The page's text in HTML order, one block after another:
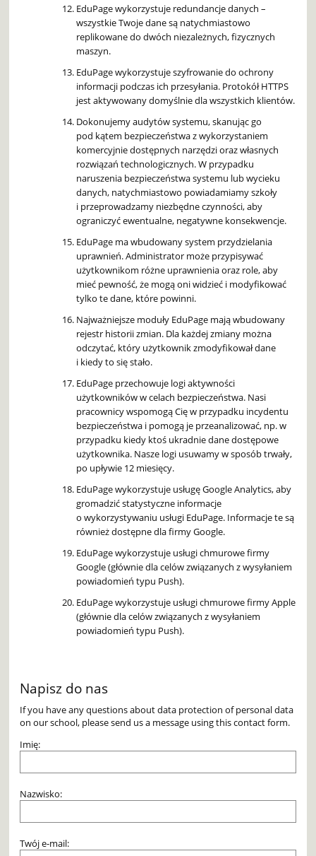
EduPage wykorzystuje redundancje danych –
wszystkie Twoje dane są natychmiastowo
replikowane do dwóch niezależnych, fizycznych
maszyn.
EduPage wykorzystuje szyfrowanie do ochrony
informacji podczas ich przesyłania. Protokół HTTPS
jest aktywowany domyślnie dla wszystkich klientów.
Dokonujemy audytów systemu, skanując go
pod kątem bezpieczeństwa z wykorzystaniem
komercyjnie dostępnych narzędzi oraz własnych
rozwiązań technologicznych. W przypadku
naruszenia bezpieczeństwa systemu lub wycieku
danych, natychmiastowo powiadamiamy szkoły
i przeprowadzamy niezbędne czynności, aby
ograniczyć ewentualne, negatywne konsekwencje.
EduPage ma wbudowany system przydzielania
uprawnień. Administrator może przypisywać
użytkownikom różne uprawnienia oraz role, aby
mieć pewność, że mogą oni widzieć i modyfikować
tylko te dane, które powinni.
Najważniejsze moduły EduPage mają wbudowany
rejestr historii zmian. Dla każdej zmiany można
odczytać, który użytkownik zmodyfikował dane
i kiedy to się stało.
EduPage przechowuje logi aktywności
użytkowników w celach bezpieczeństwa. Nasi
pracownicy wspomogą Cię w przypadku incydentu
bezpieczeństwa i pomogą je przeanalizować, np. w
przypadku kiedy ktoś ukradnie dane dostępowe
użytkownika. Nasze logi usuwamy w sposób trwały,
po upływie 12 miesięcy.
EduPage wykorzystuje usługę Google Analytics, aby
gromadzić statystyczne informacje
o wykorzystywaniu usługi EduPage. Informacje te są
również dostępne dla firmy Google.
EduPage wykorzystuje usługi chmurowe firmy
Google (głównie dla celów związanych z wysyłaniem
powiadomień typu Push).
EduPage wykorzystuje usługi chmurowe firmy Apple
(głównie dla celów związanych z wysyłaniem
powiadomień typu Push).
Napisz do nas
If you have any questions about data protection of personal data
on our school, please send us a message using this contact form.
Imię:
Nazwisko:
Twój e-mail: